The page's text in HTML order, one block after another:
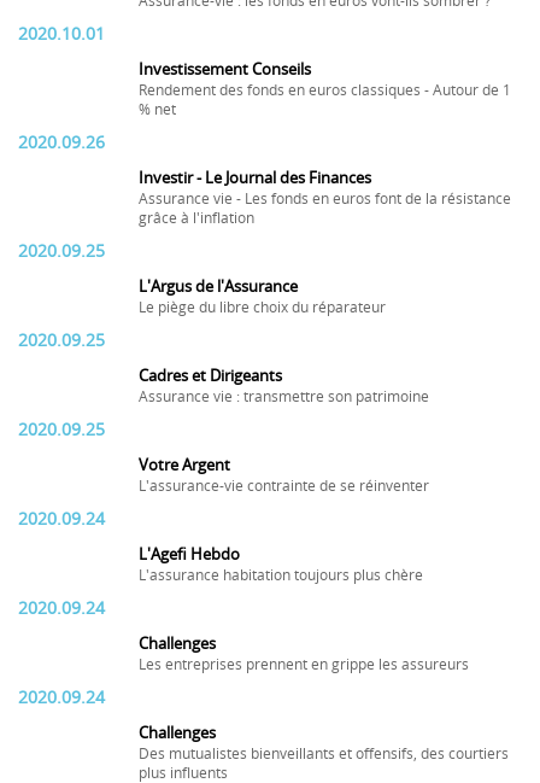
2020.10.01
Investissement Conseils
Rendement des fonds en euros classiques - Autour de 1
% net
2020.09.26
Investir - Le Journal des Finances
Assurance vie - Les fonds en euros font de la résistance
grâce à l'inflation
2020.09.25
L'Argus de l'Assurance
Le piège du libre choix du réparateur
2020.09.25
Cadres et Dirigeants
Assurance vie : transmettre son patrimoine
2020.09.25
Votre Argent
L'assurance-vie contrainte de se réinventer
2020.09.24
L'Agefi Hebdo
L'assurance habitation toujours plus chère
2020.09.24
Challenges
Les entreprises prennent en grippe les assureurs
2020.09.24
Challenges
Des mutualistes bienveillants et offensifs, des courtiers
plus influents